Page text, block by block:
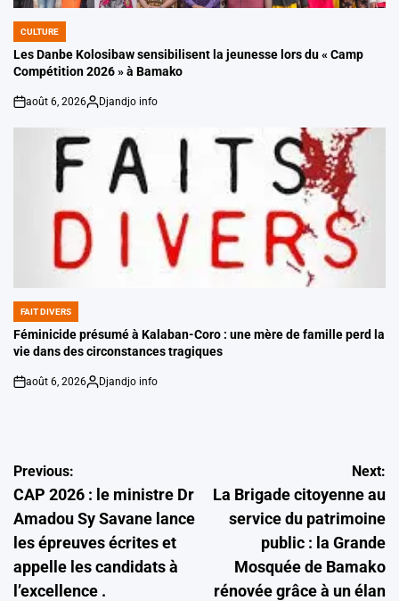
POSTED
IN
CULTURE
Les Danbe Kolosibaw sensibilisent la jeunesse lors du « Camp
Compétition 2026 » à Bamako
on
août 6, 2026
Posted
Djandjo info
POSTED
IN
FAIT DIVERS
Féminicide présumé à Kalaban-Coro : une mère de famille perd la
vie dans des circonstances tragiques
on
août 6, 2026
Posted
Djandjo info
Navigation
de
l’article
Previous:
CAP 2026 : le ministre Dr
Amadou Sy Savane lance
les épreuves écrites et
appelle les candidats à
l’excellence .
Next:
La Brigade citoyenne au
service du patrimoine
public : la Grande
Mosquée de Bamako
rénovée grâce à un élan